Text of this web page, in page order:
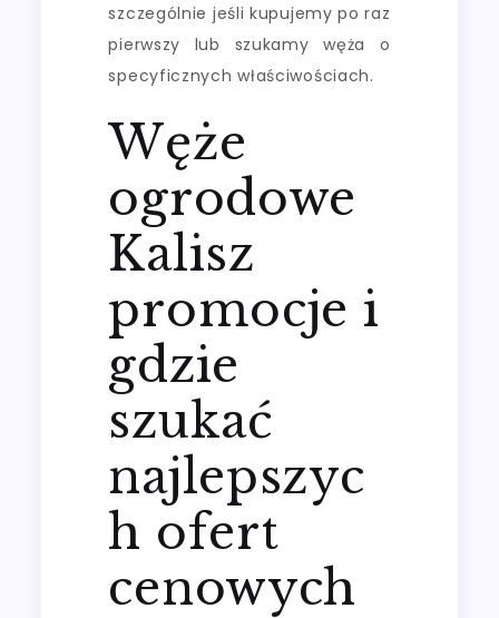
szczególnie jeśli kupujemy po raz
pierwszy lub szukamy węża o
specyficznych właściwościach.
Węże
ogrodowe
Kalisz
promocje i
gdzie
szukać
najlepszyc
h ofert
cenowych